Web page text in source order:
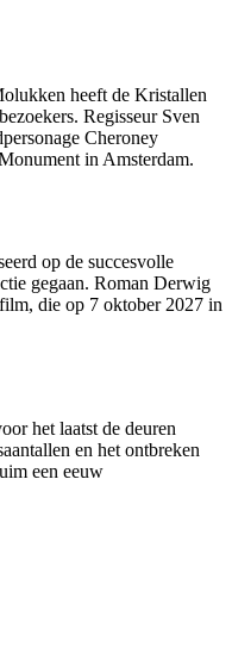
heeft de Kristallen
Regisseur Sven
Cheroney
in Amsterdam.
op de succesvolle
gegaan. Roman Derwig
die op 7 oktober 2027 in
het laatst de deuren
en het ontbreken
een eeuw